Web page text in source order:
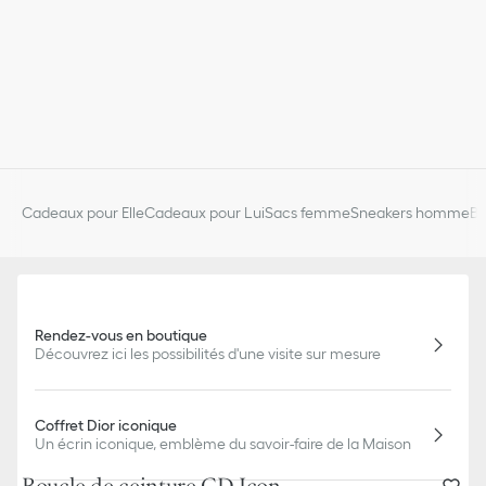
Cadeaux pour ElleCadeaux pour LuiSacs femmeSneakers homme
Rendez-vous en boutique
Découvrez ici les possibilités d'une visite sur mesure
Coffret Dior iconique
Un écrin iconique, emblème du savoir-faire de la Maison